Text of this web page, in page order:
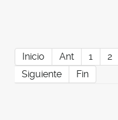
Inicio Ant 1 2
Siguiente
Fin